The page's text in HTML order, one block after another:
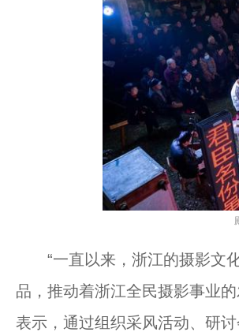
“一直以来，浙江的摄影文化
品，推动着浙江全民摄影事业
表示，通过组织采风活动、研